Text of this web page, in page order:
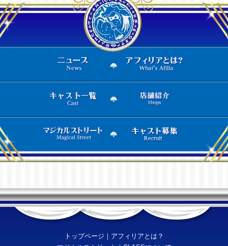
トップページ ｜ アフィリアとは？